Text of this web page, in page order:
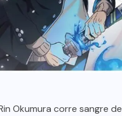
Okumura corre sangre